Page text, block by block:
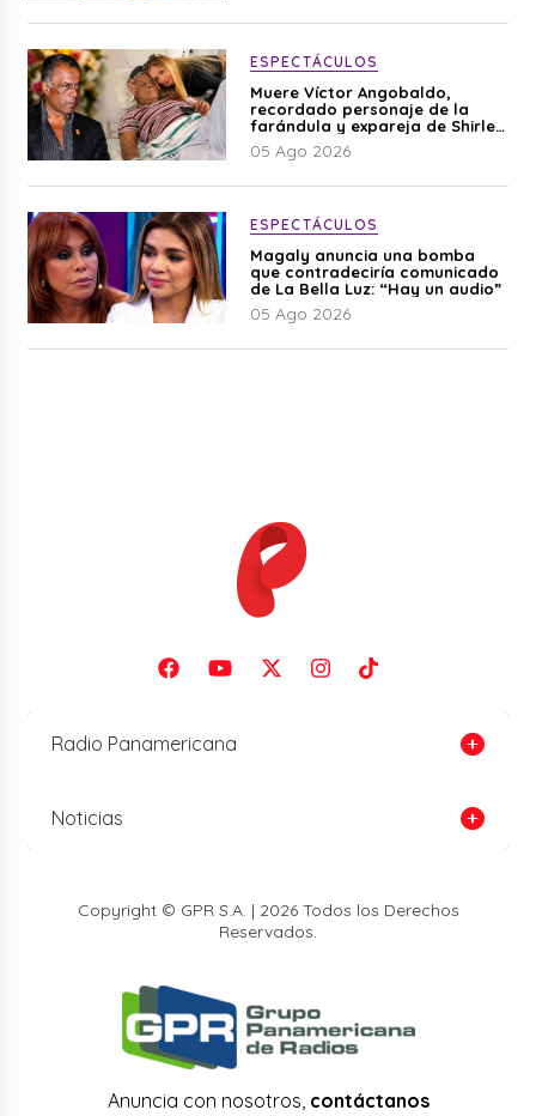
ESPECTÁCULOS
Muere Víctor Angobaldo,
recordado personaje de la
farándula y expareja de Shirley
Cherres
05 Ago 2026
ESPECTÁCULOS
Magaly anuncia una bomba
que contradeciría comunicado
de La Bella Luz: “Hay un audio”
05 Ago 2026
Radio Panamericana
Noticias
Copyright © GPR S.A. | 2026 Todos los Derechos
Reservados.
Anuncia con nosotros, contáctanos